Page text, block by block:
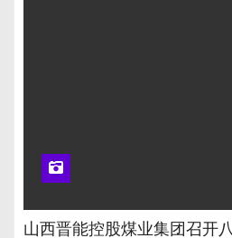
山西晋能控股煤业集团召开